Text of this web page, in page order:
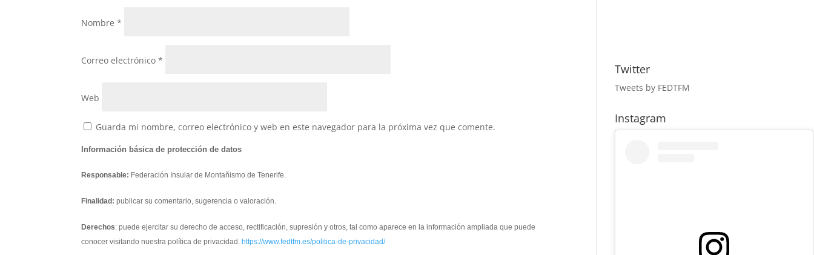
Nombre*
Correo electrónico*
Web
Guarda mi nombre, correo electrónico y web en este navegador para la próxima vez que comente.
Información básica de protección de datos
Responsable: Federación Insular de Montañismo de Tenerife.
Finalidad: publicar su comentario, sugerencia o valoración.
Derechos: puede ejercitar su derecho de acceso, rectificación, supresión y otros, tal como aparece en la información ampliada que puede
conocer visitando nuestra política de privacidad. https://www.fedtfm.es/politica-de-privacidad/
Twitter
Tweets by FEDTFM
Instagram